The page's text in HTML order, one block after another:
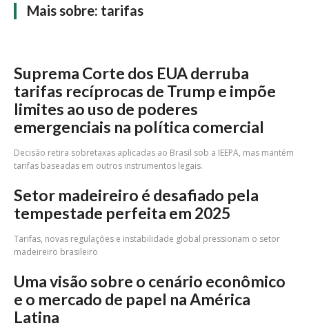
Mais sobre: tarifas
Suprema Corte dos EUA derruba
tarifas recíprocas de Trump e impõe
limites ao uso de poderes
emergenciais na política comercial
Decisão retira sobretaxas aplicadas ao Brasil sob a IEEPA, mas mantém
tarifas baseadas em outros instrumentos legais.
Setor madeireiro é desafiado pela
tempestade perfeita em 2025
Tarifas, novas regulações e instabilidade global pressionam o setor
madeireiro brasileiro
Uma visão sobre o cenário econômico
e o mercado de papel na América
Latina